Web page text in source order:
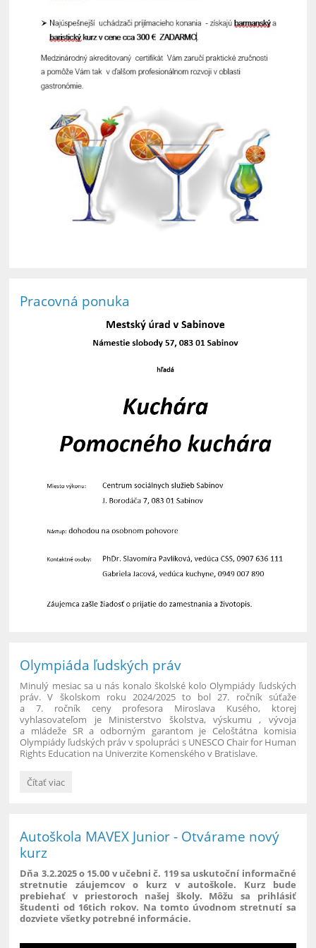
Pracovná ponuka
Olympiáda ľudských práv
Minulý mesiac sa u nás konalo školské kolo Olympiády ľudských
práv. V školskom roku 2024/2025 to bol 27. ročník súťaže
a 7. ročník ceny profesora Miroslava Kusého, ktorej
vyhlasovateľom je Ministerstvo školstva, výskumu , vývoja
a mládeže SR a odborným garantom je Celoštátna komisia
Olympiády ľudských práv v spolupráci s UNESCO Chair for Human
Rights Education na Univerzite Komenského v Bratislave.
Olympiáda
Čítať viac
Autoškola MAVEX Junior - Otvárame nový
kurz
Dňa 3.2.2025 o 15.00 v učebni č. 119 sa uskutoční informačné
stretnutie záujemcov o kurz v autoškole. Kurz bude
prebiehať v priestoroch našej školy. Môžu sa prihlásiť
študenti od 16tich rokov. Na tomto úvodnom stretnutí sa
dozviete všetky potrebné informácie.